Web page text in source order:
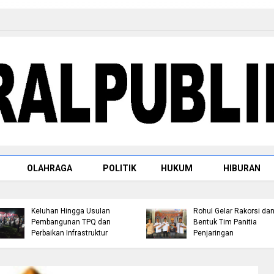
OLAHRAGA POLITIK HUKUM HIBURAN
Keluhan Hingga Usulan
Pembangunan TPQ dan
Perbaikan Infrastruktur
Rohul Gelar Rakorsi dan
Bentuk Tim Panitia
Penjaringan